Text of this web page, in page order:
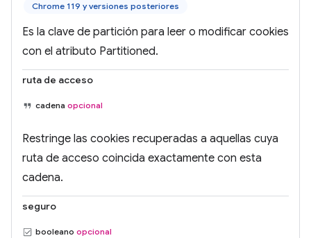
Chrome 119 y versiones posteriores
Es la clave de partición para leer o modificar cookies
con el atributo Partitioned.
ruta de acceso
cadena opcional
Restringe las cookies recuperadas a aquellas cuya
ruta de acceso coincida exactamente con esta
cadena.
seguro
booleano opcional